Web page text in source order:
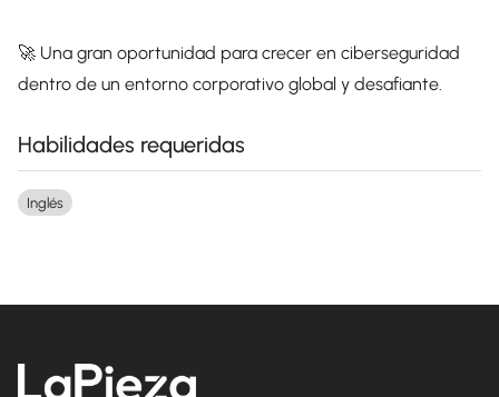
🚀 Una gran oportunidad para crecer en ciberseguridad
dentro de un entorno corporativo global y desafiante.
Habilidades requeridas
Inglés